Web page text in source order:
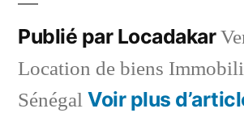
Publié par Locadakar
Location de biens
Sénégal Voir plus